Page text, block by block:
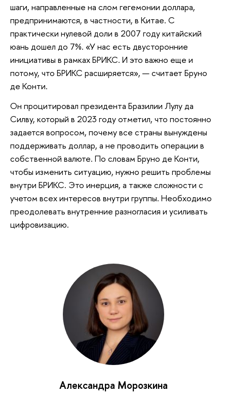
шаги, направленные на слом гегемонии доллара,
предпринимаются, в частности, в Китае. С
практически нулевой доли в 2007 году китайский
юань дошел до 7%. «У нас есть двусторонние
инициативы в рамках БРИКС. И это важно еще и
потому, что БРИКС расширяется», — считает Бруно
де Конти.
Он процитировал президента Бразилии Лулу да
Силву, который в 2023 году отметил, что постоянно
задается вопросом, почему все страны вынуждены
поддерживать доллар, а не проводить операции в
собственной валюте. По словам Бруно де Конти,
чтобы изменить ситуацию, нужно решить проблемы
внутри БРИКС. Это инерция, а также сложности с
учетом всех интересов внутри группы. Необходимо
преодолевать внутренние разногласия и усиливать
цифровизацию.
Александра Морозкина